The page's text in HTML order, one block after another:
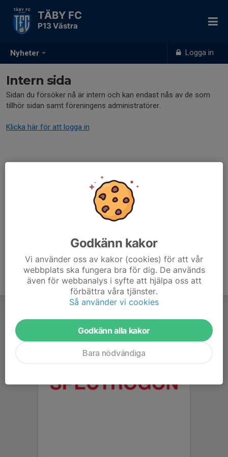
Nyheter Logga in
TÄBY FC
P13 Västra
Intern sida
Sidan du försöker nå är intern och kan endast nås av de som
tillhör sidan samt föreningens administratörer.
Klicka här för att logga in
Godkänn kakor
Vi använder oss av kakor (cookies) för att vår
webbplats ska fungera bra för dig. De används
även för webbanalys i syfte att hjälpa oss att
förbättra våra tjänster.
Så använder vi cookies
Godkänn alla kakor
Bara nödvändiga